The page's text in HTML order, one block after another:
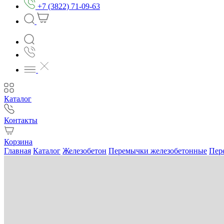
+7 (3822) 71-09-63
Каталог
Контакты
Корзина
Главная Каталог Железобетон Перемычки железобетонные